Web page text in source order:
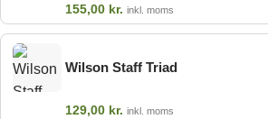
155,00 kr. inkl. moms
Wilson Staff Triad
129,00 kr. inkl. moms